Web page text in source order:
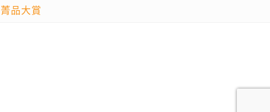
菁品大賞